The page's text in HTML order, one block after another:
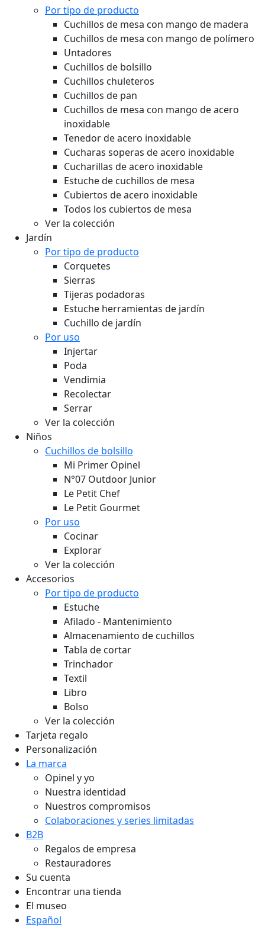
Por tipo de producto
Cuchillos de mesa con mango de madera
Cuchillos de mesa con mango de polímero
Untadores
Cuchillos de bolsillo
Cuchillos chuleteros
Cuchillos de pan
Cuchillos de mesa con mango de acero
inoxidable
Tenedor de acero inoxidable
Cucharas soperas de acero inoxidable
Cucharillas de acero inoxidable
Estuche de cuchillos de mesa
Cubiertos de acero inoxidable
Todos los cubiertos de mesa
Ver la colección
Jardín
Por tipo de producto
Corquetes
Sierras
Tijeras podadoras
Estuche herramientas de jardín
Cuchillo de jardín
Por uso
Injertar
Poda
Vendimia
Recolectar
Serrar
Ver la colección
Niños
Cuchillos de bolsillo
Mi Primer Opinel
N°07 Outdoor Junior
Le Petit Chef
Le Petit Gourmet
Por uso
Cocinar
Explorar
Ver la colección
Accesorios
Por tipo de producto
Estuche
Afilado - Mantenimiento
Almacenamiento de cuchillos
Tabla de cortar
Trinchador
Textil
Libro
Bolso
Ver la colección
Tarjeta regalo
Personalización
La marca
Opinel y yo
Nuestra identidad
Nuestros compromisos
Colaboraciones y series limitadas
B2B
Regalos de empresa
Restauradores
Su cuenta
Encontrar una tienda
El museo
Español